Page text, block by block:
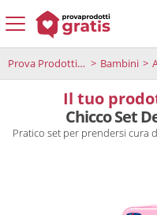
Prova Prodotti Gratis Bambini
Il tuo
Chicco Set
Pratico set per prendersi cura